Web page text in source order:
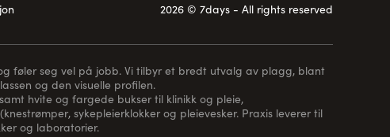
2026 © 7days - All rights reserved
føler seg vel på jobb. Vi tilbyr et bredt utvalg av plagg, blant
og den visuelle profilen.
hvite og fargede bukser til klinikk og pleie,
knestrømper, sykepleierklokker og pleievesker. Praxis leverer til
og laboratorier.